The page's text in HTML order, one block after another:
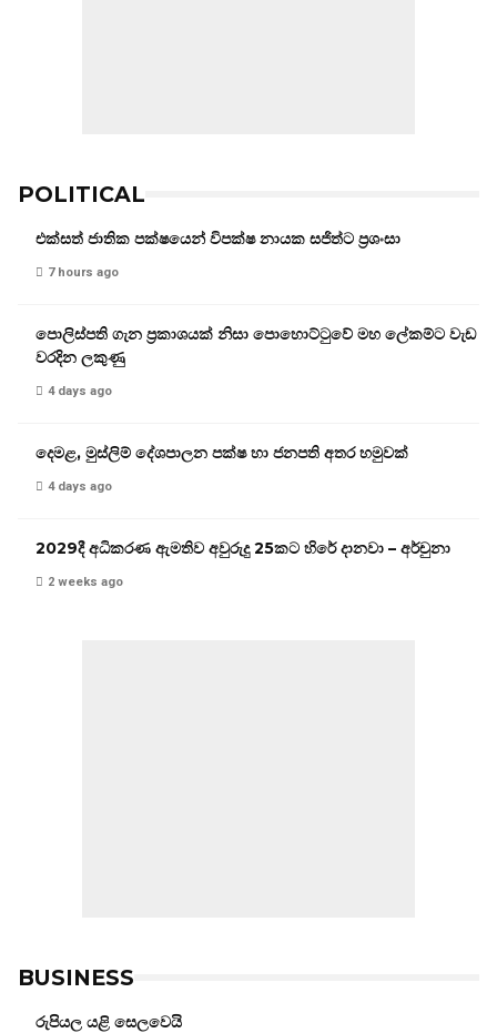
POLITICAL
එක්සත් ජාතික පක්ෂයෙන් විපක්ෂ නායක සජිත්ට ප්‍රශංසා
7 hours ago
පොලිස්පති ගැන ප්‍රකාශයක් නිසා පොහොට්ටුවේ මහ ලේකම්ට වැඩ
වරදින ලකුණු
4 days ago
දෙමළ, මුස්ලිම් දේශපාලන පක්ෂ හා ජනපති අතර හමුවක්
4 days ago
2029දී අධිකරණ ඇමතිව අවුරුදු 25කට හිරේ දානවා – අර්චුනා
2 weeks ago
BUSINESS
රුපියල යළි සෙලවෙයි